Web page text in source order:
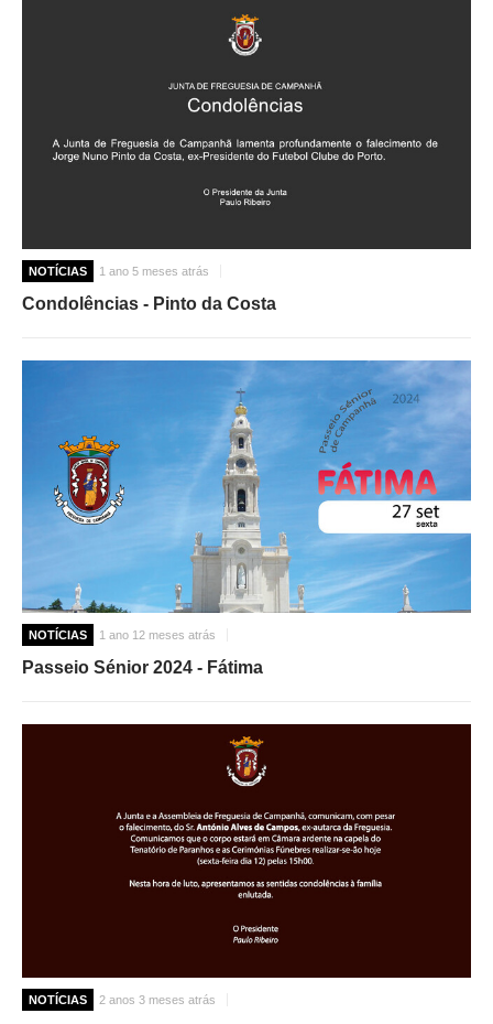
NOTÍCIAS 1 ano 5 meses atrás
Condolências - Pinto da Costa
NOTÍCIAS 1 ano 12 meses atrás
Passeio Sénior 2024 - Fátima
NOTÍCIAS 2 anos 3 meses atrás